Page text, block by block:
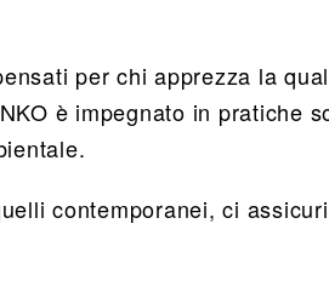
per chi apprezza la
è impegnato in pratiche
contemporanei, ci